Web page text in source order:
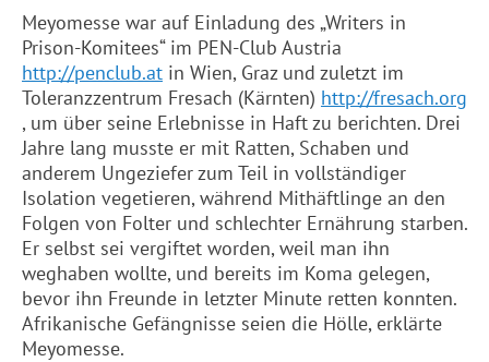
Meyomesse war auf Einladung des „Writers in
Prison-Komitees“ im PEN-Club Austria
http://penclub.at in Wien, Graz und zuletzt im
Toleranzzentrum Fresach (Kärnten) http://fresach.org
, um über seine Erlebnisse in Haft zu berichten. Drei
Jahre lang musste er mit Ratten, Schaben und
anderem Ungeziefer zum Teil in vollständiger
Isolation vegetieren, während Mithäftlinge an den
Folgen von Folter und schlechter Ernährung starben.
Er selbst sei vergiftet worden, weil man ihn
weghaben wollte, und bereits im Koma gelegen,
bevor ihn Freunde in letzter Minute retten konnten.
Afrikanische Gefängnisse seien die Hölle, erklärte
Meyomesse.